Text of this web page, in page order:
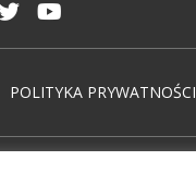
POLITYKA PRYWATNOŚCI